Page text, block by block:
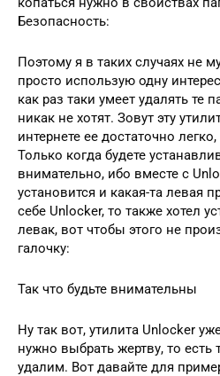
Безопасность:
Поэтому я в таких случаях не
просто использую одну
как раз таки умеет удалять те
никак не хотят. Зовут эту
интернете ее достаточно
Только когда будете
внимательно, ибо вместе с
установится и какая-та левая
себе Unlocker, то также хотел
левак, вот чтобы этого не
галочку:
Так что будьте внимательны
Ну так вот, утилита Unlocker
нужно выбрать жертву, то есть
удалим. Вот давайте для